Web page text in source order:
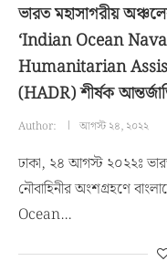
ভারত মহাসাগরীয়
‘Indian Ocean
Humanitarian
(HADR) শীর্ষক
Author: আগস্ট ২৪, ২০২২
ঢাকা, ২৪ আগস্ট ২০২২ঃ
নৌবাহিনীর অংশগ্রহণে
Ocean…